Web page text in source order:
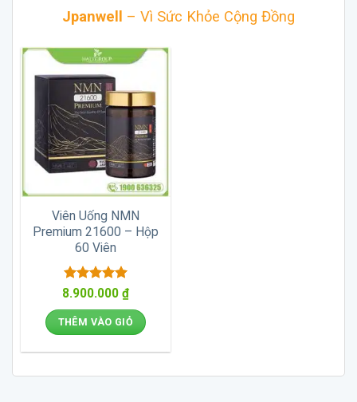
Jpanwell – Vì Sức Khỏe Cộng Đồng
Viên Uống NMN
Premium 21600 – Hộp
60 Viên
Được xếp
sao
8.900.000 ₫
THÊM VÀO GIỎ